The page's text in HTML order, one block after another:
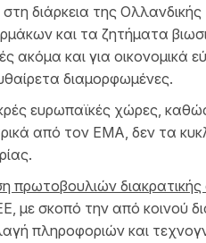
διάρκεια της
και τα ζητήματα
ακόμα και για οικονομικά
διαμορφωμένες.
ευρωπαϊκές χώρες,
από τον ΕΜΑ, δεν τα
πρωτοβουλιών διακρατικής
με σκοπό την από κοινού
πληροφοριών και